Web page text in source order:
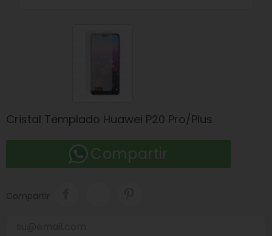
Cristal Templado Huawei P20 Pro/Plus
Compartir
Compartir